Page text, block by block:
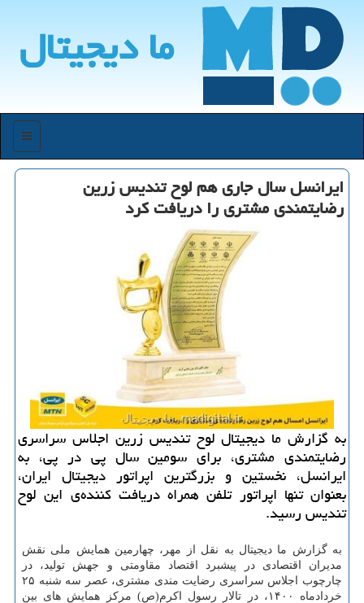
ما دیجیتال
منو
ایرانسل سال جاری هم لوح تندیس زرین
رضایتمندی مشتری را دریافت كرد
به گزارش ما دیجیتال لوح تندیس زرین اجلاس سراسری
رضایتمندی مشتری، برای سومین سال پی در پی، به
ایرانسل، نخستین و بزرگترین اپراتور دیجیتال ایران،
بعنوان تنها اپراتور تلفن همراه دریافت کننده‌ی این لوح
تندیس رسید.
به گزارش ما دیجیتال به نقل از مهر، چهارمین همایش ملی نقش
مدیران اقتصادی در پیشبرد اقتصاد مقاومتی و جهش تولید، در
چارچوب اجلاس سراسری رضایت مندی مشتری، عصر سه شنبه ۲۵
خردادماه ۱۴۰۰، در تالار رسول اکرم(ص) مرکز همایش های بین